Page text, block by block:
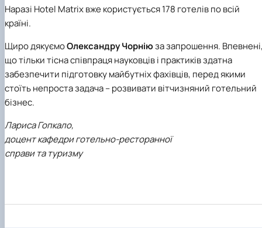
Наразі Hotel Matrix вже користується 178 готелів по всій
країні.
Щиро дякуємоОлександру Чорніюза запрошення.
що тільки тісна співпраця науковців і практиків здатна
забезпечити підготовку майбутніх фахівців, перед якими
стоїть непроста задача – розвивати вітчизняний готельний
бізнес.
Лариса Гопкало,
доцент кафедри готельно-ресторанної
справи та туризму